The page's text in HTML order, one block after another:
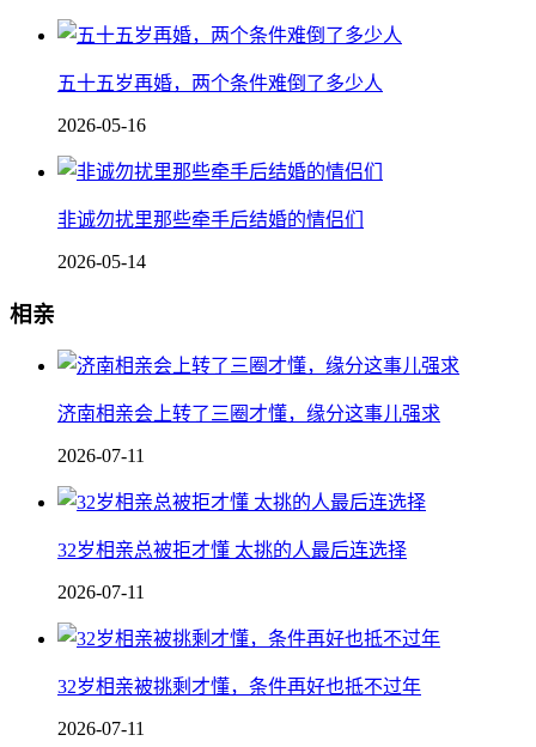
五十五岁再婚，两个条件难倒了多少人
2026-05-16
非诚勿扰里那些牵手后结婚的情侣们
2026-05-14
相亲
济南相亲会上转了三圈才懂，缘分这事儿强求
2026-07-11
32岁相亲总被拒才懂 太挑的人最后连选择
2026-07-11
32岁相亲被挑剩才懂，条件再好也抵不过年
2026-07-11